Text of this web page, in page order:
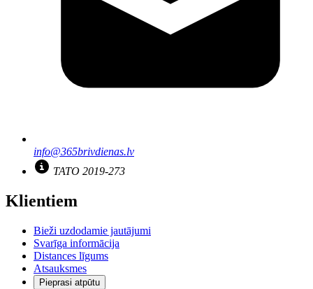
info@365brivdienas.lv
TATO 2019-273
Klientiem
Bieži uzdodamie jautājumi
Svarīga informācija
Distances līgums
Atsauksmes
Pieprasi atpūtu